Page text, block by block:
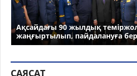
Ақсайдағы 90 жылдық
жаңғыртылып, пайдалануға
САЯСАТ